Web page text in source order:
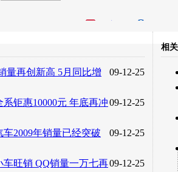
转发至：
09-12-25
量再创新高 5月同比增
09-12-25
钜惠10000元 年底再冲
09-12-25
车2009年销量已经突破
09-12-25
车旺销 QQ销量一万七再
相